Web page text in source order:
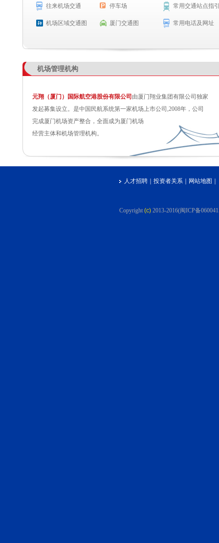
往来机场交通 停车场 常用交通站点指
机场区域交通图 厦门交通图 常用电话及网址
机场管理机构
元翔（厦门）国际航空港股份有限公司 由厦门翔业集团有限公司独家
发起募集设立。是中国民航系统第一家机场上市公司,2008年，公司
完成厦门机场资产整合，全面成为厦门机场
经营主体和机场管理机构。
人才招聘 投资者关系 网站地图
Copyright (c) 2013-2016(闽ICP备